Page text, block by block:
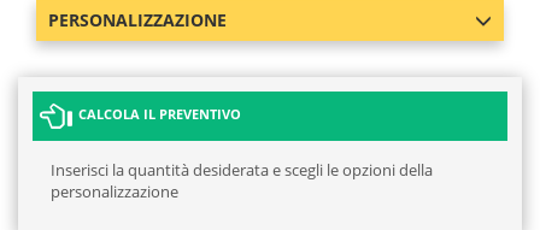
PERSONALIZZAZIONE
CALCOLA IL PREVENTIVO
Inserisci la quantità desiderata e scegli le opzioni della
personalizzazione